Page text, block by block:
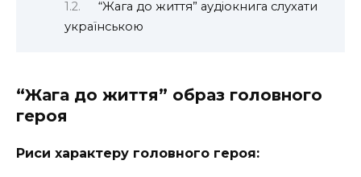
“Жага до життя” аудіокнига слухати
українською
“Жага до життя” образ головного
героя
Риси характеру головного героя: